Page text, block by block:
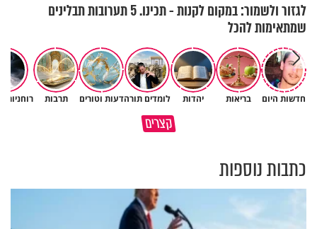
לגזור ולשמור: במקום לקנות - תכינו. 5 תערובות תבלינים
שמתאימות להכל
חדשות היום בריאות יהדות לומדים תורהדעות וטורים תרבות רוחניות
קצרים
ההורים שלך הם כל הברכה שלך
כתבות נוספות